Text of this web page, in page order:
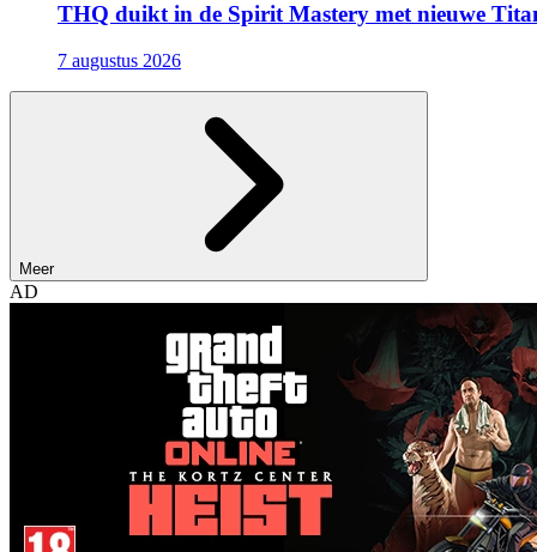
THQ duikt in de Spirit Mastery met nieuwe
7 augustus 2026
Meer
AD